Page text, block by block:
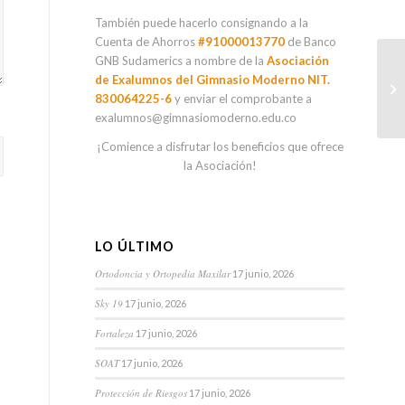
También puede hacerlo consignando a la
Cuenta de Ahorros#91000013770 de Banco
GNB Sudamerics a nombre de laAsociación
de Exalumnos del Gimnasio Moderno NIT.
830064225-6y enviar el comprobante a
exalumnos@gimnasiomoderno.edu.co
¡Comience a disfrutar los beneficios que ofrece
la Asociación!
LO ÚLTIMO
Ortodoncia y Ortopedia Maxilar 17 junio, 2026
Sky 19 17 junio, 2026
Fortaleza 17 junio, 2026
SOAT 17 junio, 2026
Protección de Riesgos 17 junio, 2026